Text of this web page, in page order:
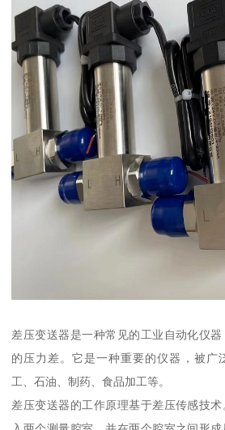
差压变送器是一种常见的工业自动化仪
的压力差。它是一种重要的仪器，被广
工、石油、制药、食品加工等。
差压变送器的工作原理基于差压传感技术